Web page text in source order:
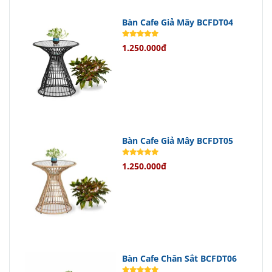
Chân sắt ống col vững chắc giúp ghế
ổn định trên mọi loại mặt phẳng.
Tiện Ích Tháo Rời Linh Hoạt
Giả Mây Băng Dài GCFDT56là khả
năng tháo rời linh hoạt giữa mê ngồi
và chân ghế.
Điều này giúp việc di chuyển và bảo
quản trở nên dễ dàng hơn bao giờ
Chính Sách Bán Hàng Hấp Dẫn
Bàn Cafe Giả Mây BCFDT04
1.250.000đ
Bàn Cafe Giả Mây BCFDT05
1.250.000đ
Bàn Cafe Chân Sắt BCFDT06